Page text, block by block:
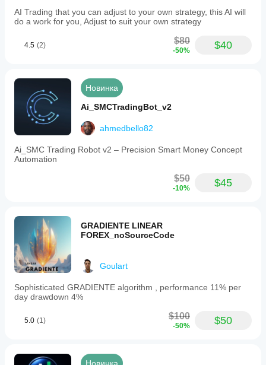
AI Trading that you can adjust to your own strategy, this AI will
do a work for you, Adjust to suit your own strategy
4.5 (2) $80
-50% $40
Новинка
Ai_SMCTradingBot_v2
ahmedbello82
Ai_SMC Trading Robot v2 – Precision Smart Money Concept
Automation
$50
-10% $45
GRADIENTE LINEAR
FOREX_noSourceCode
Goulart
Sophisticated GRADIENTE algorithm , performance 11% per
day drawdown 4%
5.0 (1) $100
-50% $50